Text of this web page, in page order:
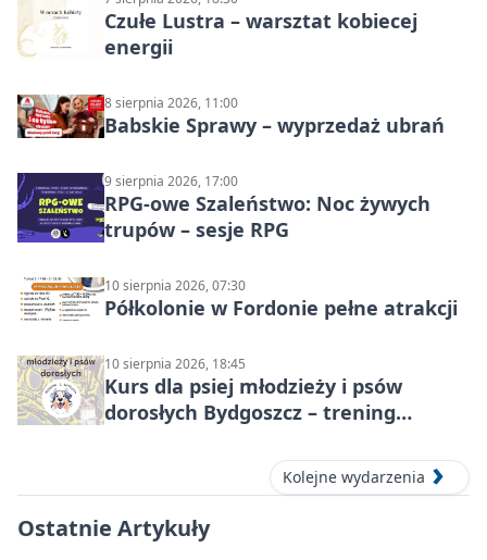
Czułe Lustra – warsztat kobiecej
energii
8 sierpnia 2026, 11:00
Babskie Sprawy – wyprzedaż ubrań
9 sierpnia 2026, 17:00
RPG-owe Szaleństwo: Noc żywych
trupów – sesje RPG
10 sierpnia 2026, 07:30
Półkolonie w Fordonie pełne atrakcji
10 sierpnia 2026, 18:45
Kurs dla psiej młodzieży i psów
dorosłych Bydgoszcz – trening
Kolejne wydarzenia
Ostatnie Artykuły